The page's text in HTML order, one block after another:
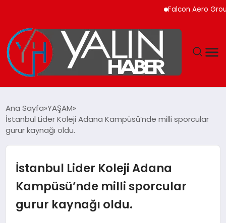
Falcon Aero Group,
SPOR
YAŞAM
Ana Sayfa YAŞAM
İstanbul Lider Koleji Adana Kampüsü’nde milli sporcular
gurur kaynağı oldu.
İstanbul Lider Koleji Adana
Kampüsü’nde milli sporcular
gurur kaynağı oldu.